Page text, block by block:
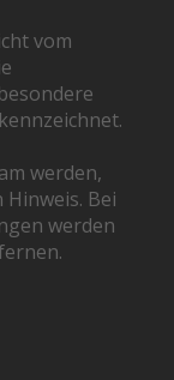
vom
werden,
Bei
werden